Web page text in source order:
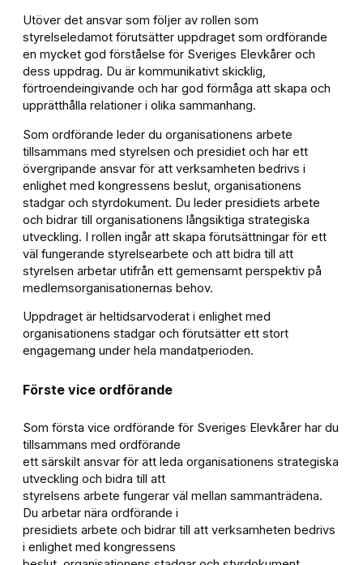
Utöver det ansvar som följer av rollen som
styrelseledamot förutsätter uppdraget som ordförande
en mycket god förståelse för Sveriges Elevkårer och
dess uppdrag. Du är kommunikativt skicklig,
förtroendeingivande och har god förmåga att skapa och
upprätthålla relationer i olika sammanhang.
Som ordförande leder du organisationens arbete
tillsammans med styrelsen och presidiet och har ett
övergripande ansvar för att verksamheten bedrivs i
enlighet med kongressens beslut, organisationens
stadgar och styrdokument. Du leder presidiets arbete
och bidrar till organisationens långsiktiga strategiska
utveckling. I rollen ingår att skapa förutsättningar för ett
väl fungerande styrelsearbete och att bidra till att
styrelsen arbetar utifrån ett gemensamt perspektiv på
medlemsorganisationernas behov.
Uppdraget är heltidsarvoderat i enlighet med
organisationens stadgar och förutsätter ett stort
engagemang under hela mandatperioden.
Förste vice ordförande
Som första vice ordförande för Sveriges Elevkårer har du
tillsammans med ordförande
ett särskilt ansvar för att leda organisationens strategiska
utveckling och bidra till att
styrelsens arbete fungerar väl mellan sammanträdena.
Du arbetar nära ordförande i
presidiets arbete och bidrar till att verksamheten bedrivs
i enlighet med kongressens